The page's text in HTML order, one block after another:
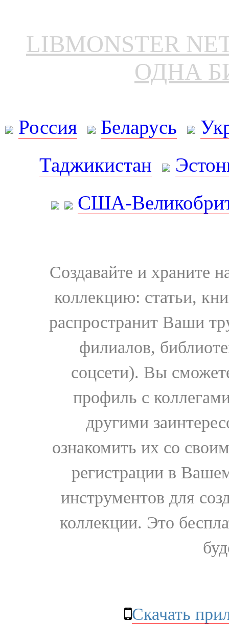
LIBMONSTER
ОДНА
Россия Беларусь
Таджикистан
США-
Создавайте и храните
коллекцию: статьи,
распространит Ваши
филиалов,
соцсети). Вы
профиль с
другими
ознакомить их со
регистрации в
инструментов для
коллекции. Это
Скачать